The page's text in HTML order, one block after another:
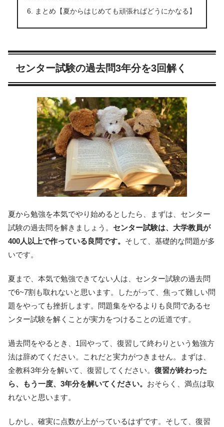
まとめ【夏からはじめても頑張ればどうにかなる】
センター試験の過去問3年分を3回解く
夏から勉強を本気でやり始めるとしたら、まずは、センター
試験の過去問を解きましょう。 センター試験は、大学教員が
400人以上で作っている良問です。 そして、基礎的な問題が多
いです。
夏まで、本気で勉強できてない人は、センター試験の過去問
で6~7割も取れないと思います。したがって、焦って難しい問
題をやっても挫折します。問題集をやるよりも良問であるセ
ンター試験を解くことが実力をつけることの近道です。
過去問をやるとき、1回やって、復習して終わりという勉強方
法は辞めてください。これだと実力がつきません。まずは、
全教科3年分を解いて、復習してください。 復習が終わった
ら、もう一度、3年分を解いてください。 おそらく、満点は取
れないと思います。
しかし、確実に点数が上がっているはずです。そして、復習